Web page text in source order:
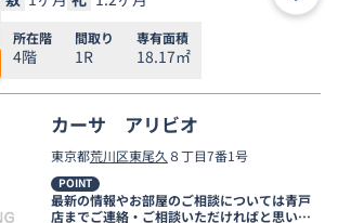
所在階
4階
間取り
1R
専有面積
18.17㎡
カーサ アリビオ
東京都荒川区東尾久 ８丁目7番1号
POINT
最新の情報やお部屋のご相談については青戸
店までご連絡・ご相談いただければと思いま